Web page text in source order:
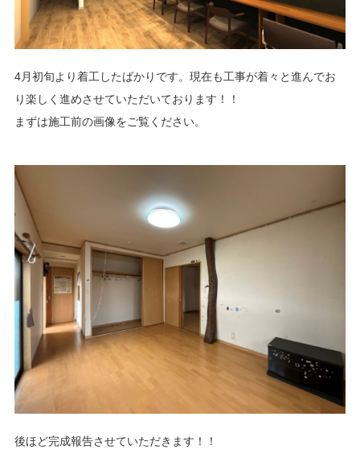
4月初旬より着工したばかりです。現在も工事が着々と進んでお
り楽しく進めさせていただいております！！
まずは施工前の画像をご覧ください。
後ほど完成報告させていただきます！！